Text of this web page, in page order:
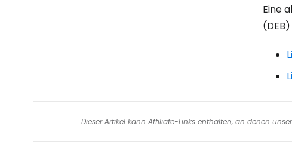
Eine
Dieser Artikel kann Affiliate-Links enthalten, an denen